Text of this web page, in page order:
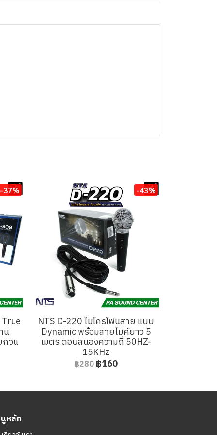
-37%
น
กวน
-43%
NTS D-220 ไมโครโฟนสาย แบบ
Dynamic พร้อมสายไมค์ยาว 5
เมตร ตอบสนองความถี่ 50HZ-
15KHz
฿280฿160
นูหลัก